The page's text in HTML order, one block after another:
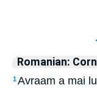
Romanian:
1Avraam a mai